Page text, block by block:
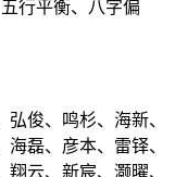
行平衡、八字偏
俊、鸣杉、海新、
磊、彦本、雷铎、
云、新宸、灏曜、